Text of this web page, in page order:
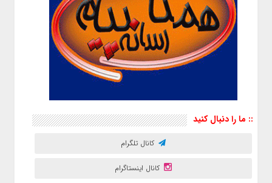
:: ما را دنبال کنید
کانال تلگرام
کانال اینستاگرام